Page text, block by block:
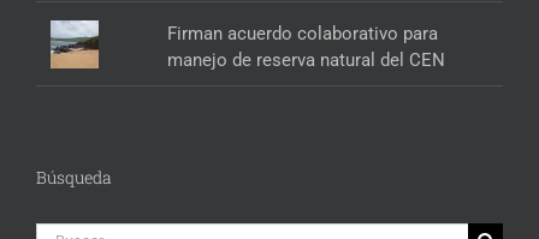
Firman acuerdo colaborativo para
manejo de reserva natural del CEN
Búsqueda